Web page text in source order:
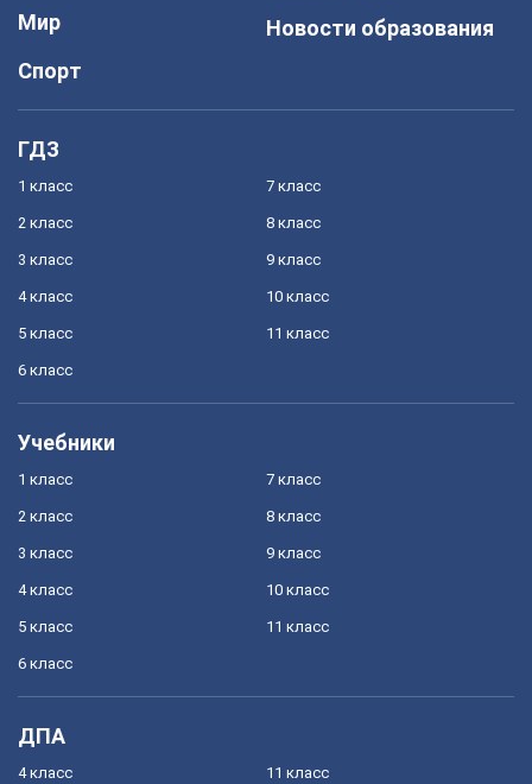
Мир
Спорт
Новости образования
ГДЗ
1 класс
2 класс
3 класс
4 класс
5 класс
6 класс
7 класс
8 класс
9 класс
10 класс
11 класс
Учебники
1 класс
2 класс
3 класс
4 класс
5 класс
6 класс
7 класс
8 класс
9 класс
10 класс
11 класс
ДПА
4 класс 11 класс